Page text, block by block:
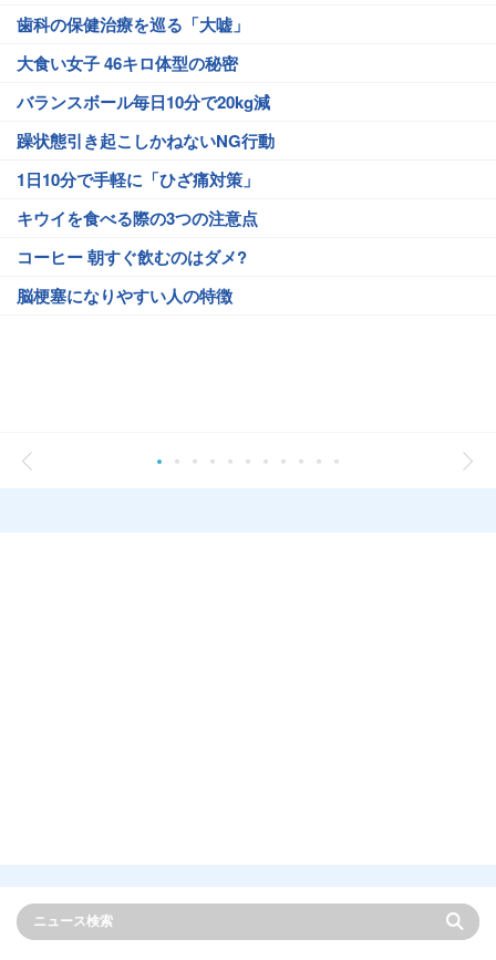
歯科の保健治療を巡る「大嘘」
大食い女子 46キロ体型の秘密
バランスボール毎日10分で20kg減
躁状態引き起こしかねないNG行動
1日10分で手軽に「ひざ痛対策」
キウイを食べる際の3つの注意点
コーヒー 朝すぐ飲むのはダメ?
脳梗塞になりやすい人の特徴